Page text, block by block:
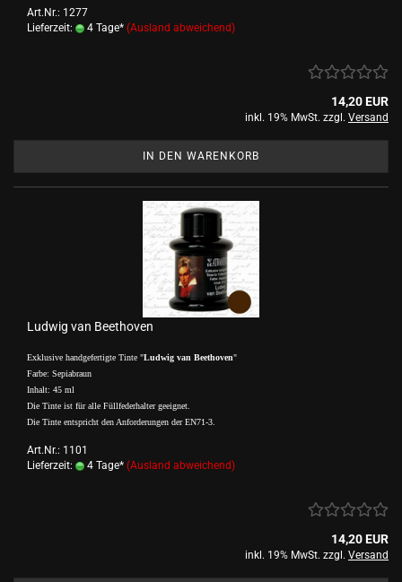
Art.Nr.: 1277
Lieferzeit:
4 Tage* (Ausland abweichend)
14,20 EUR
inkl. 19% MwSt. zzgl. Versand
IN DEN WARENKORB
Ludwig van Beethoven
Exklusive handgefertigte Tinte "Ludwig van Beethoven"
Farbe: Sepiabraun
Inhalt: 45 ml
Die Tinte ist für alle Füllfederhalter geeignet.
Die Tinte entspricht den Anforderungen der EN71-3.
Art.Nr.: 1101
Lieferzeit:
4 Tage* (Ausland abweichend)
14,20 EUR
inkl. 19% MwSt. zzgl. Versand